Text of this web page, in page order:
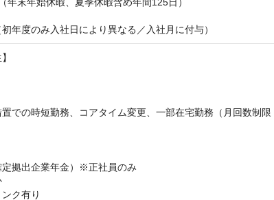
初年度のみ入社日により異なる／入社月に付与）
置での時短勤務、コアタイム変更、一部在宅勤務（月回数制限
定拠出企業年金）※正社員のみ
ク有り